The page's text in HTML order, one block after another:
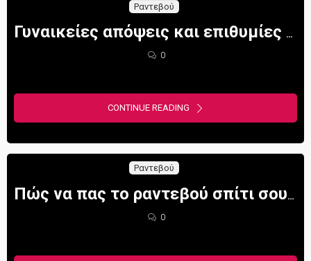
Ραντεβού
Γυναικείες απόψεις και επιθυμίες για το ραντεβού
0
CONTINUE READING
Ραντεβού
Πώς να πας το ραντεβού σπίτι σου (Καραντίνα)
0